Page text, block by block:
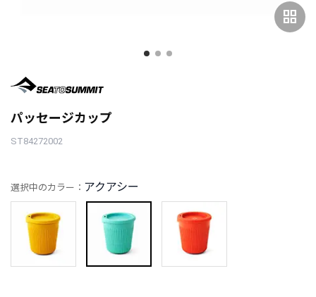
grid_view
パッセージカップ
ST84272002
選択中のカラー： アクアシー